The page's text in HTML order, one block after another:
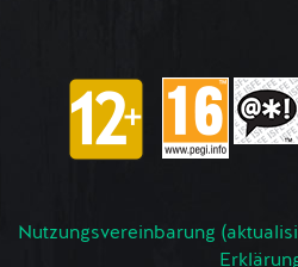
Nutzungsvereinbarung